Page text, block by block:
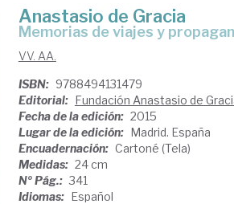
Anastasio de Gracia
memorias de viajes y
VV. AA.
ISBN: 9788494131479
Editorial: Fundación Anastasio de
Fecha de la edición: 2015
Lugar de la edición: Madrid. España
Encuadernación: Cartoné (Tela)
Medidas: 24 cm
Nº Pág.: 341
Idiomas: Español